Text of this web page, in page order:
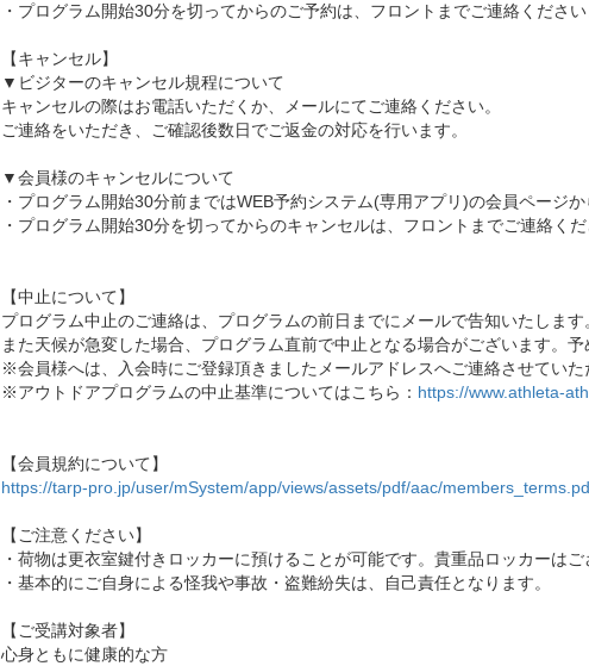
・プログラム開始30分を切ってからのご予約は、フロントまでご連絡ください
【キャンセル】
▼ビジターのキャンセル規程について
キャンセルの際はお電話いただくか、メールにてご連絡ください。
ご連絡をいただき、ご確認後数日でご返金の対応を行います。
▼会員様のキャンセルについて
・プログラム開始30分前まではWEB予約システム(専用アプリ)の会員ページか
・プログラム開始30分を切ってからのキャンセルは、フロントまでご連絡くだ
【中止について】
プログラム中止のご連絡は、プログラムの前日までにメールで告知いたします
また天候が急変した場合、プログラム直前で中止となる場合がございます。予
※会員様へは、入会時にご登録頂きましたメールアドレスへご連絡させていた
※アウトドアプログラムの中止基準についてはこちら： https://www.athleta-
【会員規約について】
https://tarp-pro.jp/user/mSystem/app/views/assets/pdf/aac/
【ご注意ください】
・荷物は更衣室鍵付きロッカーに預けることが可能です。貴重品ロッカーはご
・基本的にご自身による怪我や事故・盗難紛失は、自己責任となります。
【ご受講対象者】
心身ともに健康的な方